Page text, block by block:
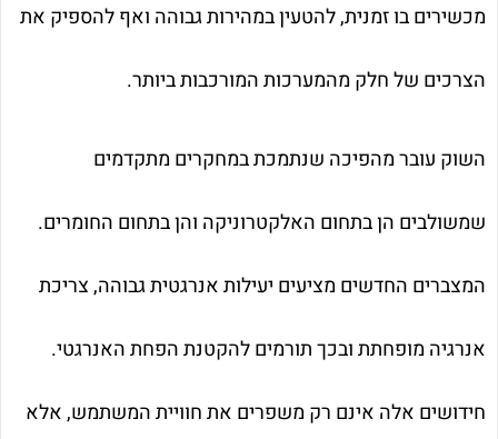
מכשירים בו זמנית, להטעין במהירות גבוהה ואף להספיק את
הצרכים של חלק מהמערכות המורכבות ביותר.
השוק עובר מהפיכה שנתמכת במחקרים מתקדמים
שמשולבים הן בתחום האלקטרוניקה והן בתחום החומרים.
המצברים החדשים מציעים יעילות אנרגטית גבוהה, צריכת
אנרגיה מופחתת ובכך תורמים להקטנת הפחת האנרגטי.
חידושים אלה אינם רק משפרים את חוויית המשתמש, אלא